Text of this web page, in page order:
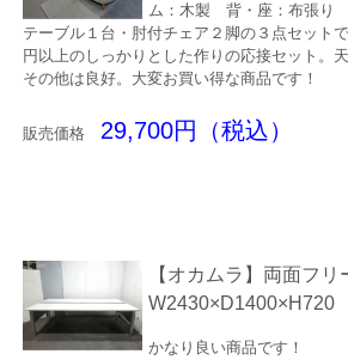
ム：木製 背・座：布張り
テーブル１台・肘付チェア２脚の３点セット
円以上のしっかりとした作りの応接セット。
その他は良好。大変お買い得な商品です！
販売価格 29,700円（税込）
【オカムラ】両面フ
W2430×D1400×H720
かなり良い商品です！